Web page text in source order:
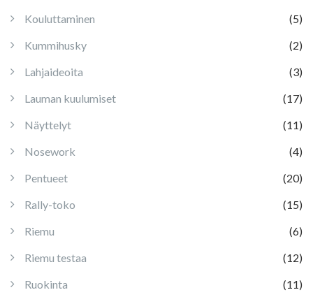
Kouluttaminen
(5)
Kummihusky
(2)
Lahjaideoita
(3)
Lauman kuulumiset
(17)
Näyttelyt
(11)
Nosework
(4)
Pentueet
(20)
Rally-toko
(15)
Riemu
(6)
Riemu testaa
(12)
Ruokinta
(11)